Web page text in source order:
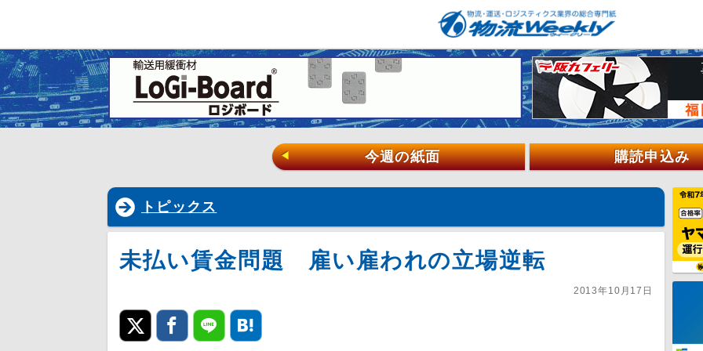
◀ 今週の紙面 購読申込み
トピックス
未払い賃金問題 雇い雇われの立場逆転
2013年10月17日